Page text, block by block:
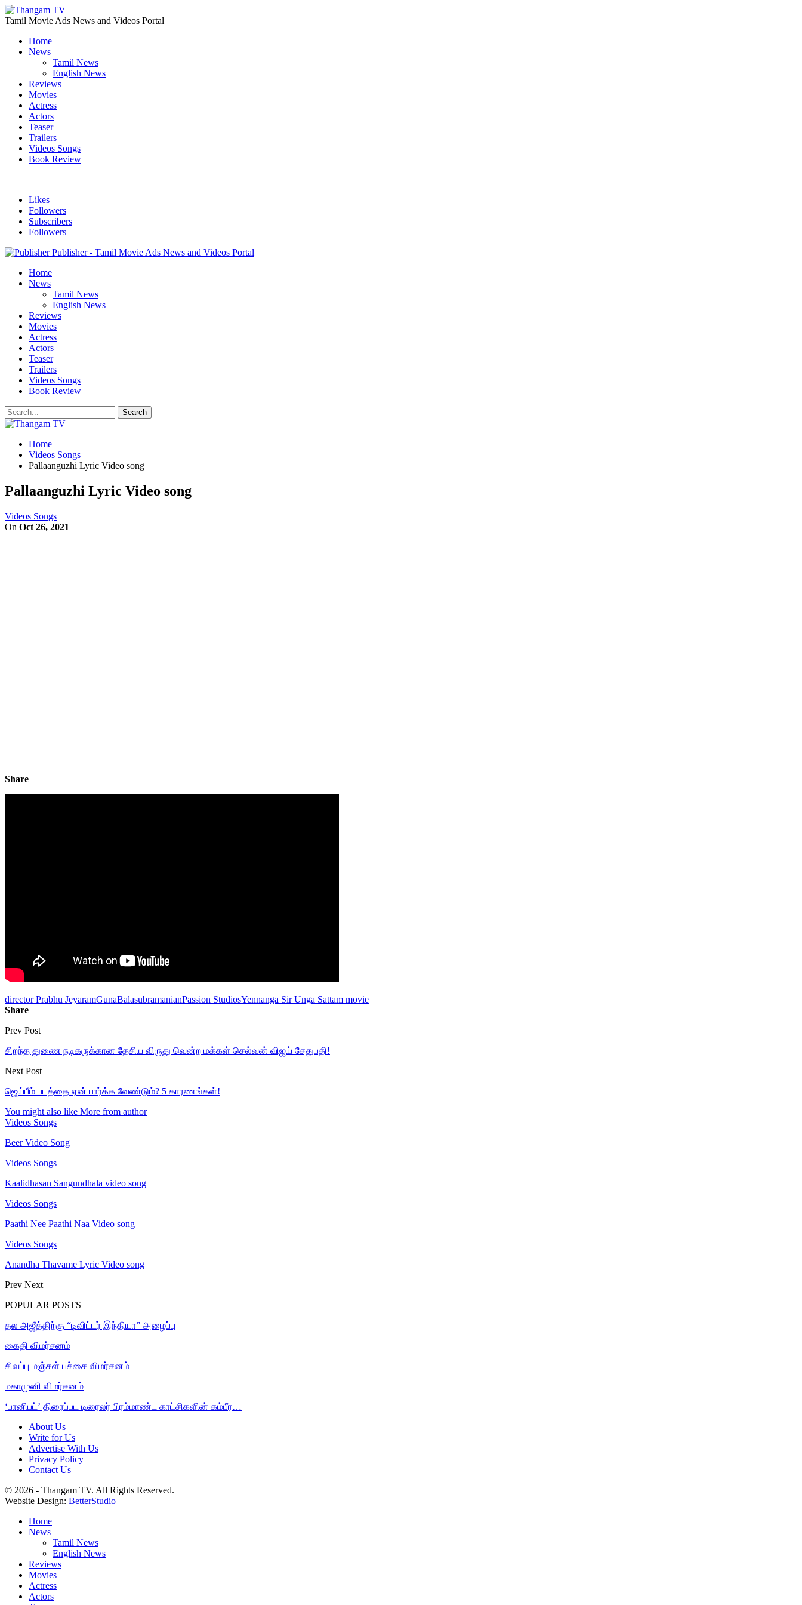
Tamil Movie Ads News and Videos Portal
Home
News
Tamil News
English News
Reviews
Movies
Actress
Actors
Teaser
Trailers
Videos Songs
Book Review
Likes
Followers
Subscribers
Followers
Publisher - Tamil Movie Ads News and Videos Portal
Home
News
Tamil News
English News
Reviews
Movies
Actress
Actors
Teaser
Trailers
Videos Songs
Book Review
Home
Videos Songs
Pallaanguzhi Lyric Video song
Pallaanguzhi Lyric Video song
Videos Songs
On Oct 26, 2021
Share
director Prabhu JeyaramGunaBalasubramanianPassion StudiosYennanga Sir Unga Sattam movie
Share
Prev Post
சிறந்த துணை நடிகருக்கான தேசிய விருது வென்ற மக்கள் செல்வன் விஜய் சேதுபதி!
Next Post
ஜெய்பீம் படத்தை ஏன் பார்க்க வேண்டும்? 5 காரணங்கள்!
You might also like More from author
Videos Songs
Beer Video Song
Videos Songs
Kaalidhasan Sangundhala video song
Videos Songs
Paathi Nee Paathi Naa Video song
Videos Songs
Anandha Thavame Lyric Video song
Prev Next
POPULAR POSTS
தல அஜீத்திற்கு “டிவிட்டர் இந்தியா” அழைப்பு
கைதி விமர்சனம்
சிவப்பு மஞ்சள் பச்சை விமர்சனம்
மகாமுனி விமர்சனம்
‘பானிபட்’ திரைப்பட டிரைலர் பிரம்மாண்ட காட்சிகளின் கம்பீர…
About Us
Write for Us
Advertise With Us
Privacy Policy
Contact Us
© 2026 - Thangam TV. All Rights Reserved.
Website Design: BetterStudio
Home
News
Tamil News
English News
Reviews
Movies
Actress
Actors